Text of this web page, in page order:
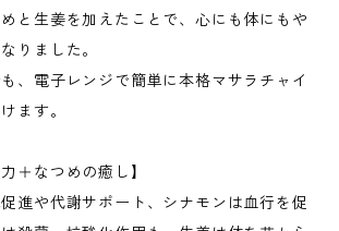
と生姜を加えたことで、心にも体にもや
りました。
、電子レンジで簡単に本格マサラチャイ
ます。
＋なつめの癒し】
進や代謝サポート、シナモンは血行を促